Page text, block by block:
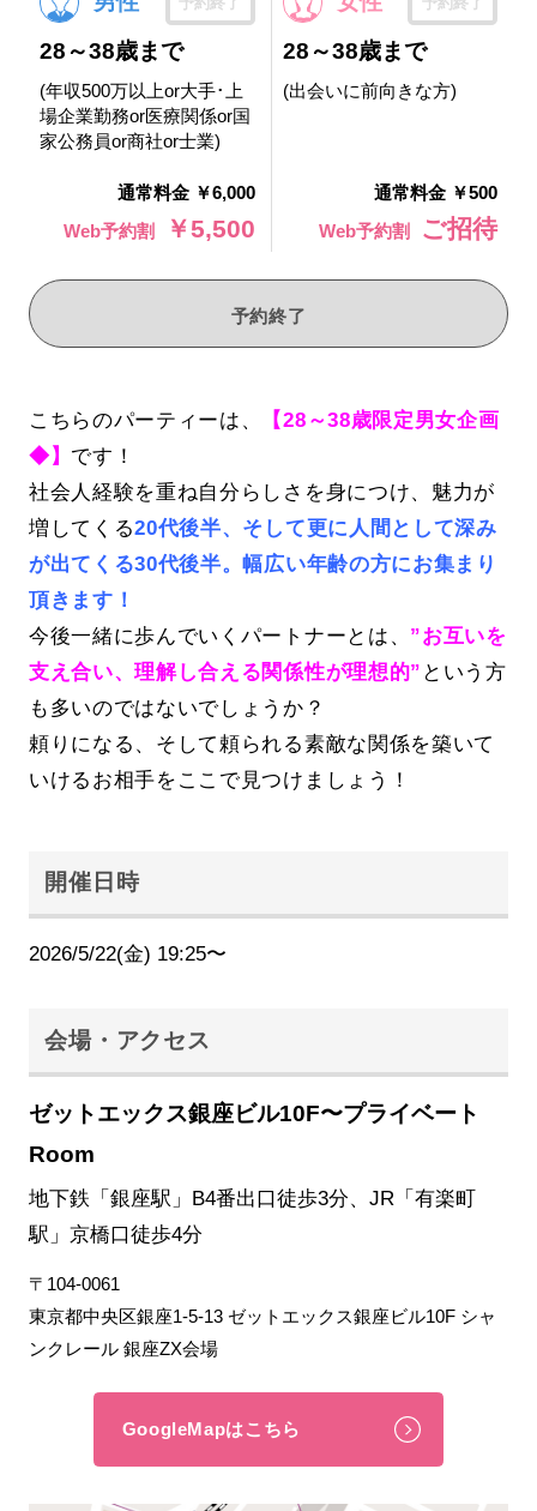
28～38歳まで
(年収500万以上or大手･上
場企業勤務or医療関係or国
家公務員or商社or士業)
通常料金 ￥6,000
Web予約割
￥5,500
28～38歳まで
(出会いに前向きな方)
通常料金 ￥500
Web予約割
ご招待
予約終了
こちらのパーティーは、
【28～38歳限定男女企画
◆】 です！
社会人経験を重ね自分らしさを身につけ、魅力が
増してくる20代後半、そして更に人間として深み
が出てくる30代後半。幅広い年齢の方にお集まり
頂きます！
今後一緒に歩んでいくパートナーとは、 ”お互いを
支え合い、理解し合える関係性が理想的” という方
も多いのではないでしょうか？
頼りになる、そして頼られる素敵な関係を築いて
いけるお相手をここで見つけましょう！
開催日時
2026/5/22(金) 19:25〜
会場・アクセス
ゼットエックス銀座ビル10F〜プライベート
Room
地下鉄「銀座駅」B4番出口徒歩3分、JR「有楽町
駅」京橋口徒歩4分
〒104-0061
東京都中央区銀座1-5-13 ゼットエックス銀座ビル10F シャ
ンクレール 銀座ZX会場
GoogleMapはこちら